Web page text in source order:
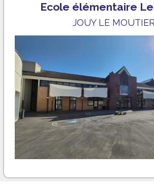
Ecole élémentaire
JOUY LE MOUTIER